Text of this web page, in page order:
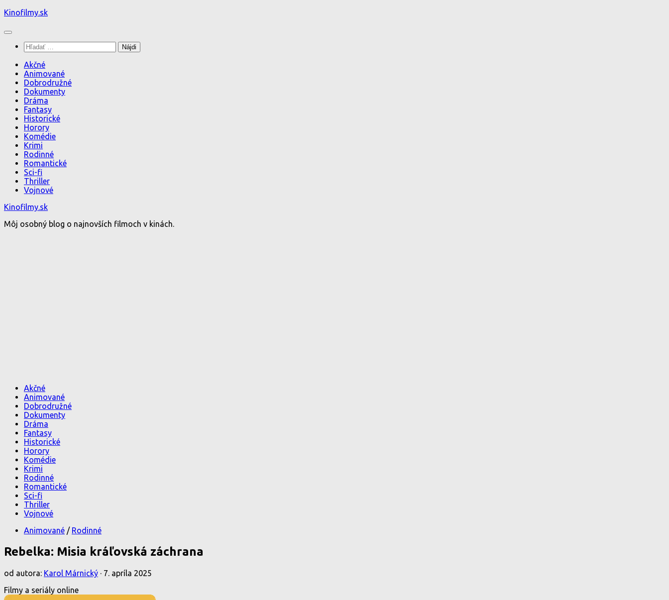
Preskočiť
obsah
Kinofilmy.sk
Hľadať:
Akčné
Animované
Dobrodružné
Dokumenty
Dráma
Fantasy
Historické
Horory
Komédie
Krimi
Rodinné
Romantické
Sci-fi
Thriller
Vojnové
Kinofilmy.sk
Môj osobný blog o najnovších filmoch v kinách.
Akčné
Animované
Dobrodružné
Dokumenty
Dráma
Fantasy
Historické
Horory
Komédie
Krimi
Rodinné
Romantické
Sci-fi
Thriller
Vojnové
Animované / Rodinné
Rebelka: Misia kráľovská záchrana
od autora: Karol Márnický · 7. apríla 2025
Filmy a seriály online